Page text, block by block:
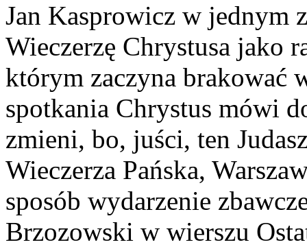
Jan Kasprowicz w jednym
Wieczerzę Chrystusa jako
którym zaczyna brakować
spotkania Chrystus mówi
zmieni, bo, juści, ten
Wieczerza Pańska,
sposób wydarzenie
Brzozowski w wierszu